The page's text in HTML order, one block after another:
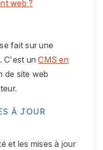
web ?
fait sur une
C'est unCMS en
de site web
À JOUR
et les mises à jour